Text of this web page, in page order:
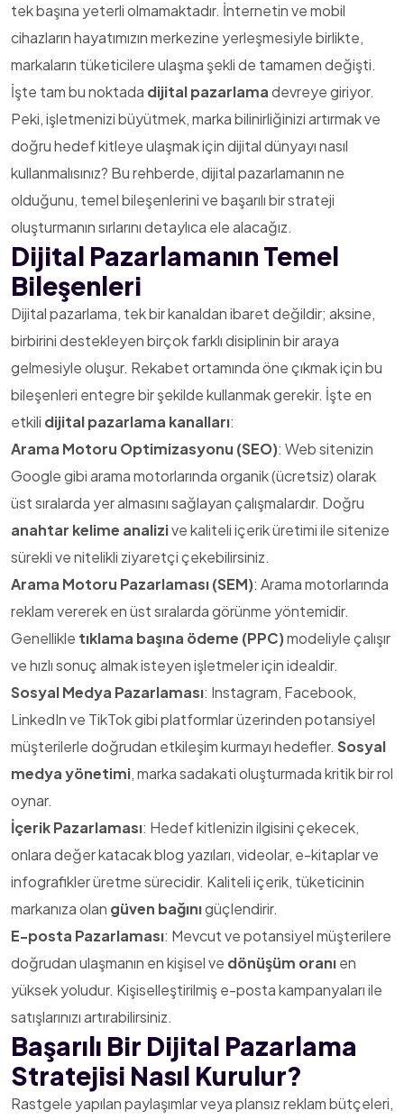
tek başına yeterli olmamaktadır. İnternetin ve mobil
cihazların hayatımızın merkezine yerleşmesiyle birlikte,
markaların tüketicilere ulaşma şekli de tamamen değişti.
İşte tam bu noktada dijital pazarlamadevreye giriyor.
Peki, işletmenizi büyütmek, marka bilinirliğinizi artırmak ve
doğru hedef kitleye ulaşmak için dijital dünyayı nasıl
kullanmalısınız? Bu rehberde, dijital pazarlamanın ne
olduğunu, temel bileşenlerini ve başarılı bir strateji
oluşturmanın sırlarını detaylıca ele alacağız.
Dijital Pazarlamanın Temel
Bileşenleri
Dijital pazarlama, tek bir kanaldan ibaret değildir; aksine,
birbirini destekleyen birçok farklı disiplinin bir araya
gelmesiyle oluşur. Rekabet ortamında öne çıkmak için bu
bileşenleri entegre bir şekilde kullanmak gerekir. İşte en
etkili dijital pazarlama kanalları:
Arama Motoru Optimizasyonu (SEO): Web sitenizin
Google gibi arama motorlarında organik (ücretsiz) olarak
üst sıralarda yer almasını sağlayan çalışmalardır. Doğru
anahtar kelime analizive kaliteli içerik üretimi ile sitenize
sürekli ve nitelikli ziyaretçi çekebilirsiniz.
Arama Motoru Pazarlaması (SEM): Arama motorlarında
reklam vererek en üst sıralarda görünme yöntemidir.
Genellikle tıklama başına ödeme (PPC)modeliyle çalışır
ve hızlı sonuç almak isteyen işletmeler için idealdir.
Sosyal Medya Pazarlaması: Instagram, Facebook,
LinkedIn ve TikTok gibi platformlar üzerinden potansiyel
müşterilerle doğrudan etkileşim kurmayı hedefler. Sosyal
medya yönetimi, marka sadakati oluşturmada kritik bir rol
oynar.
İçerik Pazarlaması: Hedef kitlenizin ilgisini çekecek,
onlara değer katacak blog yazıları, videolar, e-kitaplar ve
infografikler üretme sürecidir. Kaliteli içerik, tüketicinin
markanıza olan güven bağınıgüçlendirir.
E-posta Pazarlaması: Mevcut ve potansiyel müşterilere
doğrudan ulaşmanın en kişisel ve dönüşüm oranıen
yüksek yoludur. Kişiselleştirilmiş e-posta kampanyaları ile
satışlarınızı artırabilirsiniz.
Başarılı Bir Dijital Pazarlama
Stratejisi Nasıl Kurulur?
Rastgele yapılan paylaşımlar veya plansız reklam bütçeleri,